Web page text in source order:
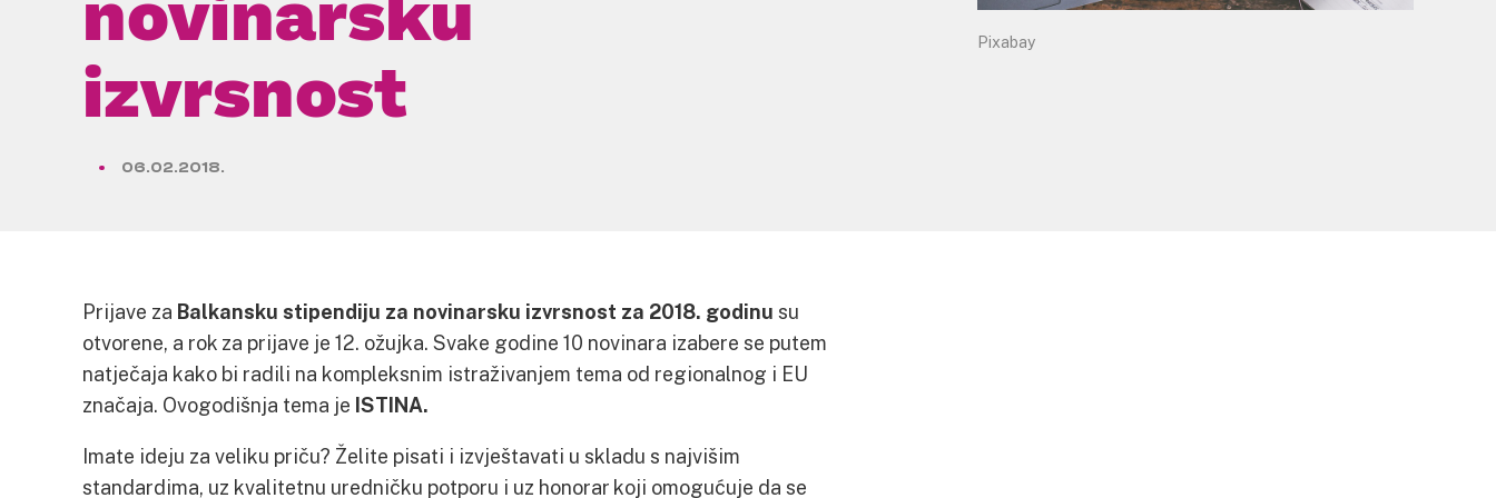
izvrsnost
06.02.2018.
Pixabay
Prijave za Balkansku stipendiju za novinarsku izvrsnost za 2018. godinu su
otvorene, a rok za prijave je 12. ožujka. Svake godine 10 novinara izabere se putem
natječaja kako bi radili na kompleksnim istraživanjem tema od regionalnog i EU
značaja. Ovogodišnja tema je ISTINA.
Imate ideju za veliku priču? Želite pisati i izvještavati u skladu s najvišim
standardima, uz kvalitetnu uredničku potporu i uz honorar koji omogućuje da se